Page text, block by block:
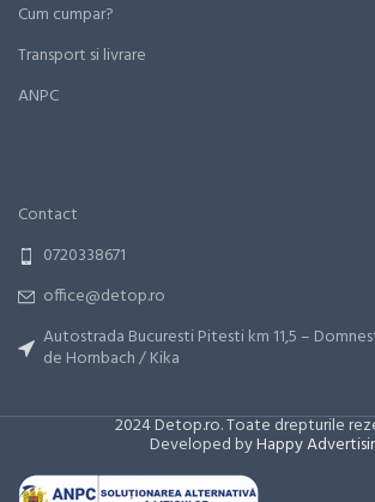
Cum cumpar?
Transport si livrare
ANPC
Contact
0720338671
office@detop.ro
Autostrada Bucuresti Pitesti km 11,5 –
de Hornbach / Kika
2024 Detop.ro. Toate drepturile
Developed byHappy